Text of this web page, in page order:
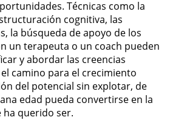
Técnicas como la
cognitiva, las
la búsqueda de apoyo de los
un terapeuta o un coach pueden
y abordar las creencias
camino para el crecimiento
del potencial sin explotar, de
edad pueda convertirse en la
querido ser.